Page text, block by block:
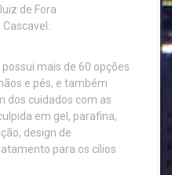
de Fora
mais de 60 opções
e pés, e também
dos cuidados com as
em gel, parafina,
design de
para os cílios